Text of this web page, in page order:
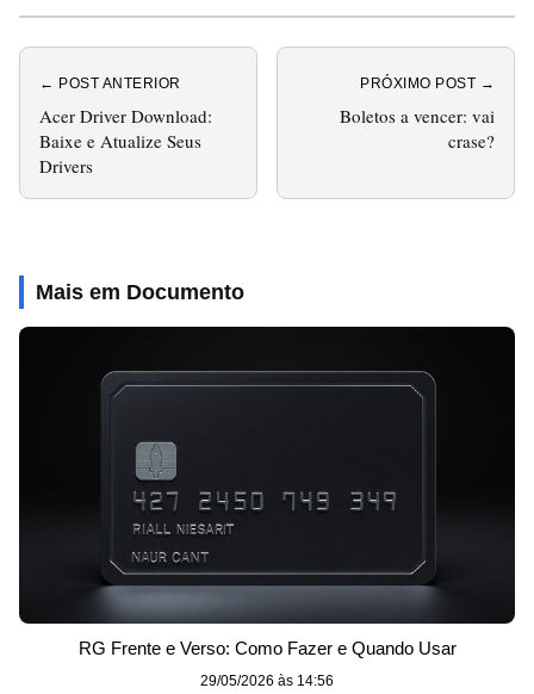
← POST ANTERIOR
Acer Driver Download:
Baixe e Atualize Seus
Drivers
PRÓXIMO POST →
Boletos a vencer: vai
crase?
Mais em Documento
RG Frente e Verso: Como Fazer e Quando Usar
29/05/2026 às 14:56